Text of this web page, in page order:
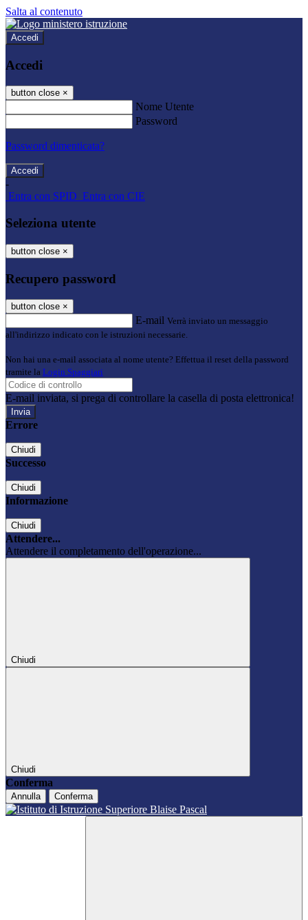
Salta al contenuto
Accedi
Accedi
button close ×
Nome Utente
Password
Password dimenticata?
-
Entra con SPID Entra con CIE
Seleziona utente
button close ×
Recupero password
button close ×
E-mail Verrà inviato un messaggio
all'indirizzo indicato con le istruzioni necessarie.
Non hai una e-mail associata al nome utente? Effettua il reset della password
tramite la Login Spaggiari
E-mail inviata, si prega di controllare la casella di posta elettronica!
Errore
Chiudi
Successo
Chiudi
Informazione
Chiudi
Attendere...
Attendere il completamento dell'operazione...
Chiudi
Chiudi
Conferma
Annulla Conferma